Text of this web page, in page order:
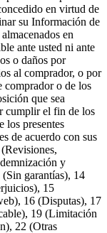
en virtud de
su Información de
en
ante usted ni ante
o daños por
al comprador, o por
comprador o de los
que sea
cumplir el fin de los
los presentes
de acuerdo con sus
y
garantías), 14
15
16 (Disputas), 17
19 (Limitación
22 (Otras